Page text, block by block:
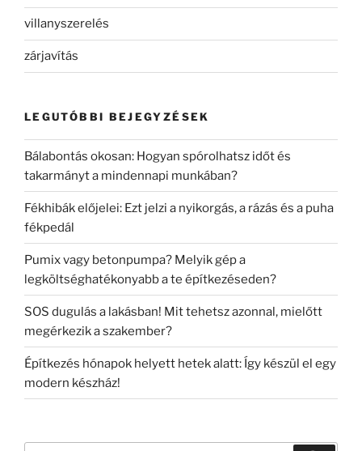
villanyszerelés
zárjavítás
LEGUTÓBBI BEJEGYZÉSEK
Bálabontás okosan: Hogyan spórolhatsz időt és
takarmányt a mindennapi munkában?
Fékhibák előjelei: Ezt jelzi a nyikorgás, a rázás és a puha
fékpedál
Pumix vagy betonpumpa? Melyik gép a
legköltséghatékonyabb a te építkezéseden?
SOS dugulás a lakásban! Mit tehetsz azonnal, mielőtt
megérkezik a szakember?
Építkezés hónapok helyett hetek alatt: Így készül el egy
modern készház!